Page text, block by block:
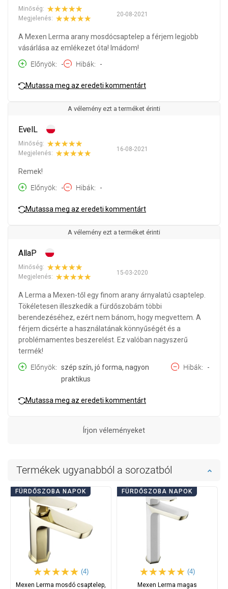
20-08-2021
Minőség:
Megjelenés:
A Mexen Lerma arany mosdócsaptelep a férjem legjobb
vásárlása az emlékezet óta! Imádom!
Előnyök
- Hibák -
Mutassa meg az eredeti kommentárt
A vélemény ezt a terméket érinti
EvelL
16-08-2021
Minőség:
Megjelenés:
Remek!
Előnyök
- Hibák -
Mutassa meg az eredeti kommentárt
A vélemény ezt a terméket érinti
AllaP
15-03-2020
Minőség:
Megjelenés:
A Lerma a Mexen-től egy finom arany árnyalatú csaptelep.
Tökéletesen illeszkedik a fürdőszobám többi
berendezéséhez, ezért nem bánom, hogy megvettem. A
férjem dicsérte a használatának könnyűségét és a
problémamentes beszerelést. Ez valóban nagyszerű
termék!
Előnyök
szép szín, jó forma, nagyon
praktikus
Hibák -
Mutassa meg az eredeti kommentárt
Írjon véleményeket
Termékek ugyanabból a sorozatból
FÜRDŐSZOBA NAPOK
(4)
Mexen Lerma mosdó csaptelep,
FÜRDŐSZOBA NAPOK
(4)
Mexen Lerma magas